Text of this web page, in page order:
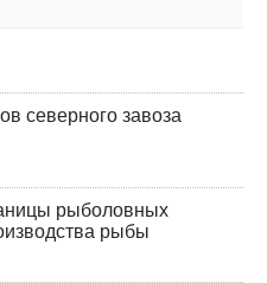
северного завоза
рыболовных
рыбы